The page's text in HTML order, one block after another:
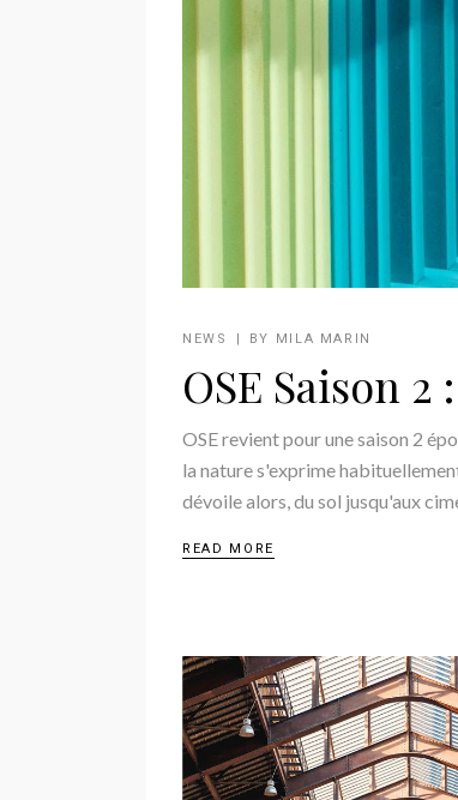
NEWS BY MILA MARIN
OSE Saison
OSE revient pour une saison 2
la nature s'exprime
dévoile alors, du sol jusqu'aux
READ MORE